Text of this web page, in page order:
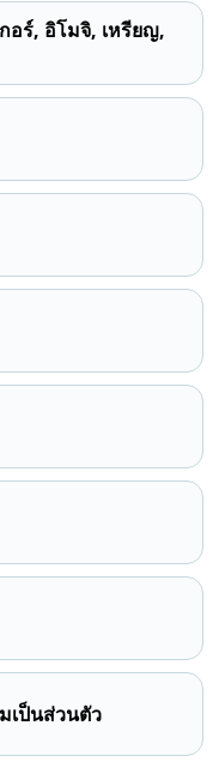
อร์, อิโมจิ, เหรียญ,
เป็นส่วนตัว